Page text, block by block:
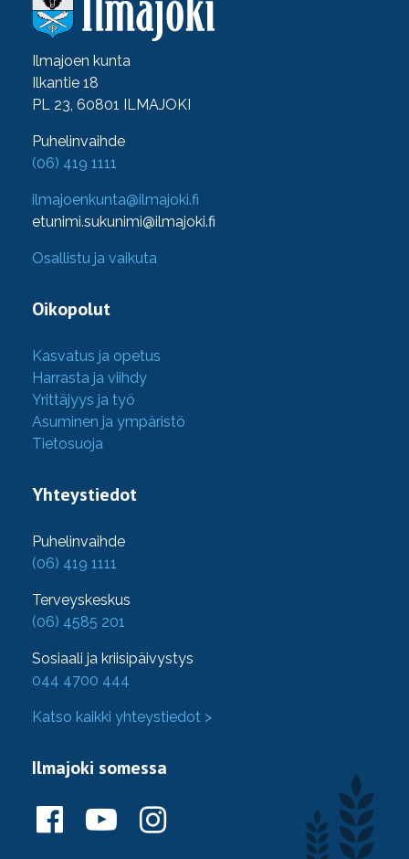
Ilmajoen kunta
Ilkantie 18
PL 23, 60801 ILMAJOKI
Puhelinvaihde
(06) 419 1111
ilmajoenkunta@ilmajoki.fi
etunimi.sukunimi@ilmajoki.fi
Osallistu ja vaikuta
Oikopolut
Kasvatus ja opetus
Harrasta ja viihdy
Yrittäjyys ja työ
Asuminen ja ympäristö
Tietosuoja
Yhteystiedot
Puhelinvaihde
(06) 419 1111
Terveyskeskus
(06) 4585 201
Sosiaali ja kriisipäivystys
044 4700 444
Katso kaikki yhteystiedot >
Ilmajoki somessa